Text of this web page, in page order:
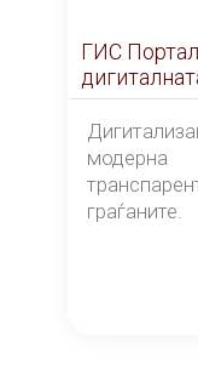
ГИС
граѓаните.